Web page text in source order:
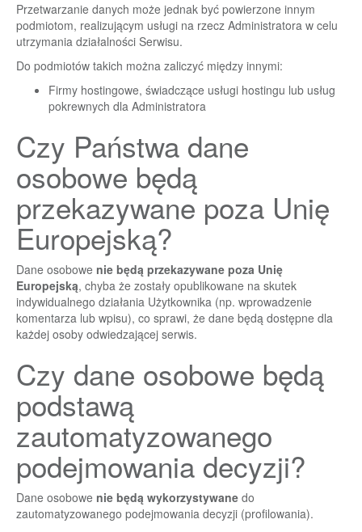
Przetwarzanie danych może jednak być powierzone innym
podmiotom, realizującym usługi na rzecz Administratora w celu
utrzymania działalności Serwisu.
Do podmiotów takich można zaliczyć między innymi:
Firmy hostingowe, świadczące usługi hostingu lub usług
pokrewnych dla Administratora
Czy Państwa dane
osobowe będą
przekazywane poza Unię
Europejską?
Dane osobowe nie będą przekazywane poza Unię
Europejską, chyba że zostały opublikowane na skutek
indywidualnego działania Użytkownika (np. wprowadzenie
komentarza lub wpisu), co sprawi, że dane będą dostępne dla
każdej osoby odwiedzającej serwis.
Czy dane osobowe będą
podstawą
zautomatyzowanego
podejmowania decyzji?
Dane osobowe nie będą wykorzystywane do
zautomatyzowanego podejmowania decyzji (profilowania).